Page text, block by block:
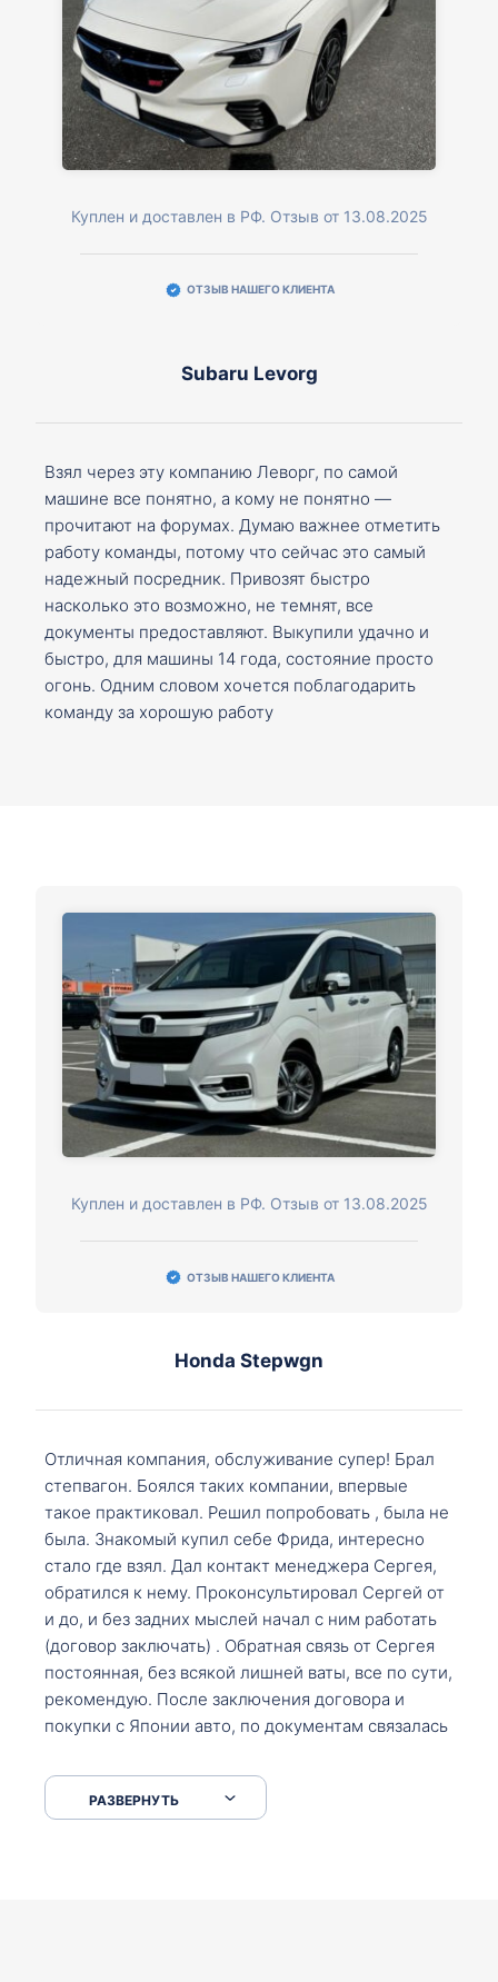
Куплен и доставлен в РФ. Отзыв от 13.08.2025
ОТЗЫВ НАШЕГО КЛИЕНТА
Subaru Levorg
Взял через эту компанию Леворг, по самой
машине все понятно, а кому не понятно —
прочитают на форумах. Думаю важнее отметить
работу команды, потому что сейчас это самый
надежный посредник. Привозят быстро
насколько это возможно, не темнят, все
документы предоставляют. Выкупили удачно и
быстро, для машины 14 года, состояние просто
огонь. Одним словом хочется поблагодарить
команду за хорошую работу
Куплен и доставлен в РФ. Отзыв от 13.08.2025
ОТЗЫВ НАШЕГО КЛИЕНТА
Honda Stepwgn
Отличная компания, обслуживание супер! Брал
степвагон. Боялся таких компании, впервые
такое практиковал. Решил попробовать , была не
была. Знакомый купил себе Фрида, интересно
стало где взял. Дал контакт менеджера Сергея,
обратился к нему. Проконсультировал Сергей от
и до, и без задних мыслей начал с ним работать
(договор заключать) . Обратная связь от Сергея
постоянная, без всякой лишней ваты, все по сути,
рекомендую. После заключения договора и
покупки с Японии авто, по документам связалась
что заполнить, куда зайти, образцы и т.д. После
приехал за авто. Меня тепло встретили Сергей с
РАЗВЕРНУТЬ